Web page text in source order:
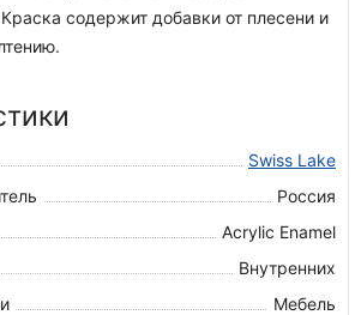
содержит добавки от плесени и
Swiss Lake
Россия
Acrylic Enamel
Внутренних
Мебель